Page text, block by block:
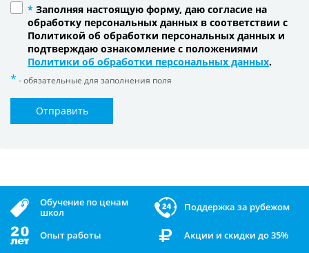
* Заполняя настоящую форму, даю согласие на
обработку персональных данных в соответствии с
Политикой об обработки персональных данных и
подтверждаю ознакомление с положениями
Политики об обработки персональных данных.
- обязательные для заполнения поля
Отправить
Обучение по ценам
школ
Поддержка за рубежом
Опыт работы Акции и скидки до 35%